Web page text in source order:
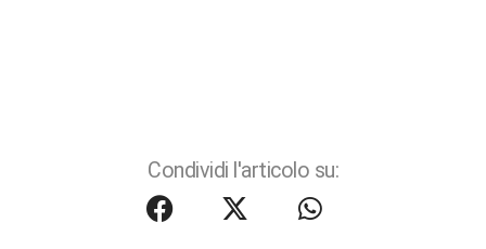
Condividi l'articolo su: